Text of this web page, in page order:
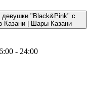
- 24:00